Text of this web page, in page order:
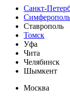
Санкт-
Симферополь
Ставрополь
Томск
Уфа
Чита
Челябинск
Шымкент
Москва